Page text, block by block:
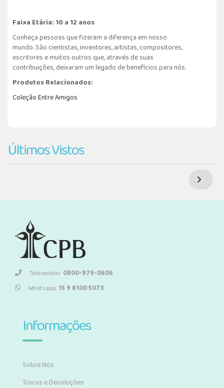
Faixa Etária: 10 a 12 anos
Conheça pessoas que fizeram a diferença em nosso
mundo. São cientistas, inventores, artistas, compositores,
escritores e muitos outros que, através de suas
contribuições, deixaram um legado de benefícios para nós.
Produtos Relacionados:
Coleção Entre Amigos
Últimos Vistos
Televendas:0800-979-0606
Whatsapp:15 9 8100 5073
Informações
Sobre Nós
Trocas e Devoluções